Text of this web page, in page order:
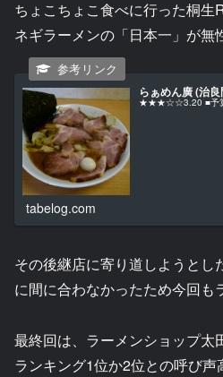
ちょこちょこ食べに行った桐生
ネギラーメンの「日本一」が
らぁめん廣 (治
★★★☆☆3.20 ■予算
tabelog.com
その後継店に寄り道しようとし
に間に合わなかったため今回も
最終回は、ラーメンショップ太
ランキング1位か2位との呼び声